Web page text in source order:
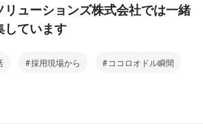
リューションズ株式会社では一緒
しています
採用現場から ココロオドル瞬間